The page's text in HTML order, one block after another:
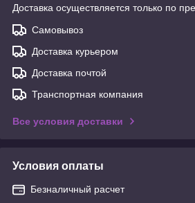
Доставка осуществляется только по
Самовывоз
Доставка курьером
Доставка почтой
Транспортная компания
Все условия доставки
Условия оплаты
Безналичный расчет